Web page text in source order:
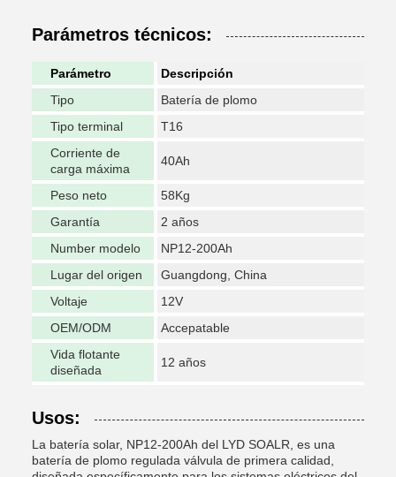
Parámetros técnicos:
Parámetro
Descripción
Tipo
Batería de plomo
Tipo terminal
T16
Corriente de
carga máxima
40Ah
Peso neto
58Kg
Garantía
2 años
Number modelo
NP12-200Ah
Lugar del origen
Guangdong, China
Voltaje
12V
OEM/ODM
Accepatable
Vida flotante
diseñada
12 años
Usos:
La batería solar, NP12-200Ah del LYD SOALR, es una
batería de plomo regulada válvula de primera calidad,